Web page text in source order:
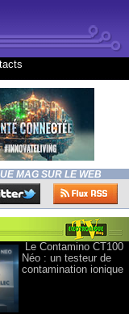
MAG SUR LE WEB
Le Contamino CT100
Néo : un testeur de
contamination ionique